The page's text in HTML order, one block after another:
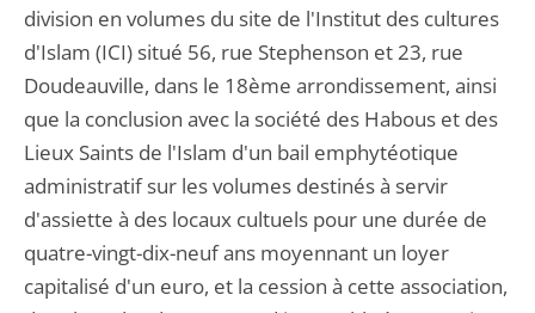
division en volumes du site de l'Institut des cultures
d'Islam (ICI) situé 56, rue Stephenson et 23, rue
Doudeauville, dans le 18ème arrondissement, ainsi
que la conclusion avec la société des Habous et des
Lieux Saints de l'Islam d'un bail emphytéotique
administratif sur les volumes destinés à servir
d'assiette à des locaux cultuels pour une durée de
quatre-vingt-dix-neuf ans moyennant un loyer
capitalisé d'un euro, et la cession à cette association,